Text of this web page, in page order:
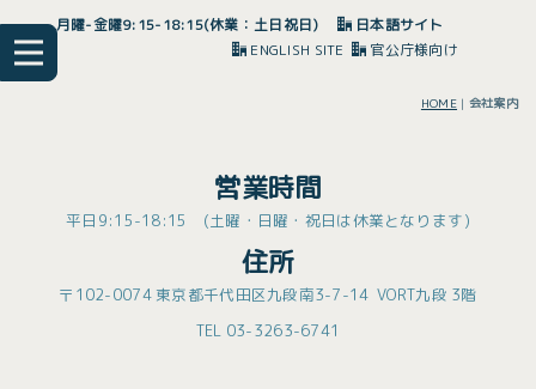
月曜-金曜9:15-18:15(休業：土日祝日)
日本語サイト
ENGLISH SITE
官公庁様向け
HOME | 会社案内
営業時間
平日9:15-18:15 (土曜・日曜・祝日は休業となります)
住所
〒102-0074 東京都千代田区九段南3-7-14 VORT九段 3階
TEL 03-3263-6741